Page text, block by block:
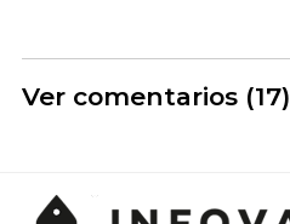
Ver comentarios (17)